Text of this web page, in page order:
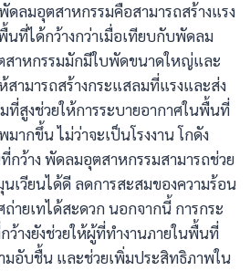
ลมอุตสาหกรรมคือสามารถสร้างแรง
ที่ได้กว้างกว่าเมื่อเทียบกับพัดลม
สาหกรรมมักมีใบพัดขนาดใหญ่และ
สามารถสร้างกระแสลมที่แรงและส่ง
ที่สูงช่วยให้การระบายอากาศในพื้นที่
กขึ้น ไม่ว่าจะเป็นโรงงาน โกดัง
ว้าง พัดลมอุตสาหกรรมสามารถช่วย
เวียนได้ดี ลดการสะสมของความร้อน
ายเทได้สะดวก นอกจากนี้ การกระ
างยังช่วยให้ผู้ที่ทำงานภายในพื้นที่
มอับชื้น และช่วยเพิ่มประสิทธิภาพใน